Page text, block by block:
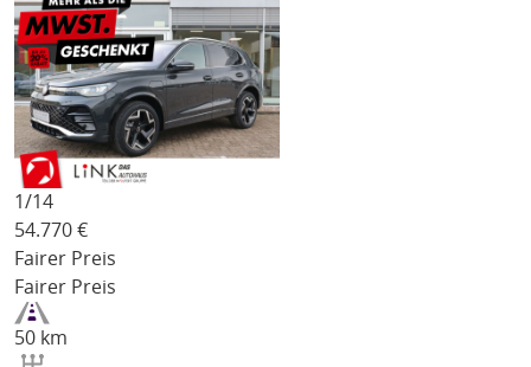
1/14
54.770 €
Fairer Preis
Fairer Preis
50 km